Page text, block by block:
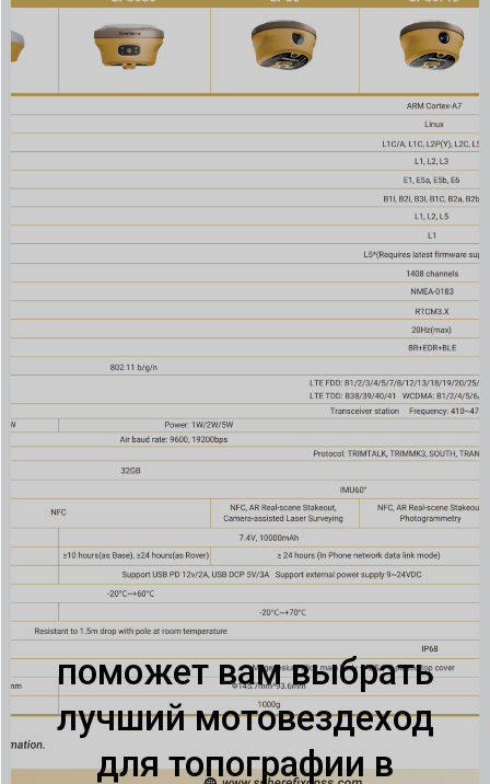
поможет вам выбрать
лучший мотовездеход
для топографии в